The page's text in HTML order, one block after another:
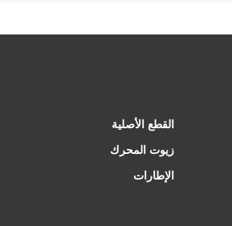
القطع الأصلية
زيوت المحرك
الإطارات